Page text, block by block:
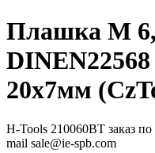
Плашка М
20х7мм
H-Tools 210060BT заказ
mail sale@ie-spb.com